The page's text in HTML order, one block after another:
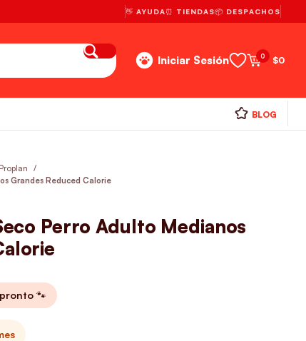
👋 AYUDA⏰ TIENDAS📦 DESPACHOS
Iniciar Sesión 0 $0
BLOG
Proplan
Grandes Reduced Calorie
Perro Adulto Medianos
🐾